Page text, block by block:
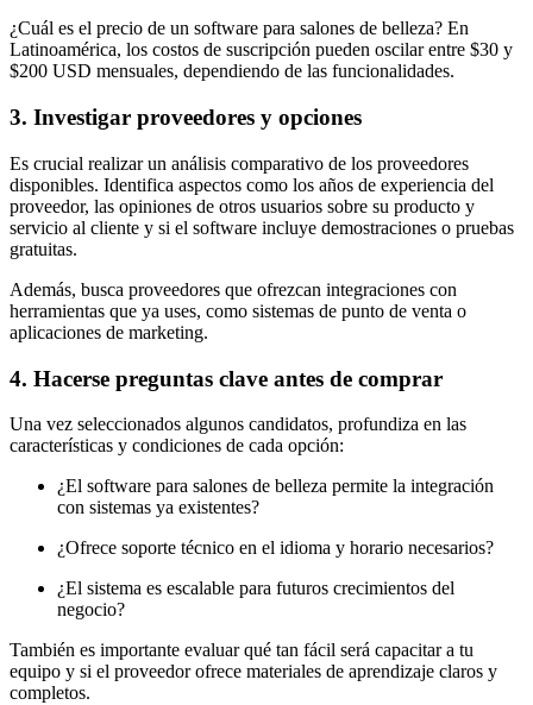
¿Cuál es el precio de un software para salones de belleza? En
Latinoamérica, los costos de suscripción pueden oscilar entre $30 y
$200 USD mensuales, dependiendo de las funcionalidades.
3. Investigar proveedores y opciones
Es crucial realizar un análisis comparativo de los proveedores
disponibles. Identifica aspectos como los años de experiencia del
proveedor, las opiniones de otros usuarios sobre su producto y
servicio al cliente y si el software incluye demostraciones o pruebas
gratuitas.
Además, busca proveedores que ofrezcan integraciones con
herramientas que ya uses, como sistemas de punto de venta o
aplicaciones de marketing.
4. Hacerse preguntas clave antes de comprar
Una vez seleccionados algunos candidatos, profundiza en las
características y condiciones de cada opción:
¿El software para salones de belleza permite la integración
con sistemas ya existentes?
¿Ofrece soporte técnico en el idioma y horario necesarios?
¿El sistema es escalable para futuros crecimientos del
negocio?
También es importante evaluar qué tan fácil será capacitar a tu
equipo y si el proveedor ofrece materiales de aprendizaje claros y
completos.